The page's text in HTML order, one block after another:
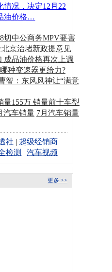
情况，决定12月22
油价格…
切中公商务MPV要害
北京治堵新政提意见
成品油价格再次上调
种变速器更给力?
智：东风风神让“满意
量155万 销量前十车型
汽车销量 7月汽车销量
社 | 超级经销商
检测 |汽车视频
更多 >>